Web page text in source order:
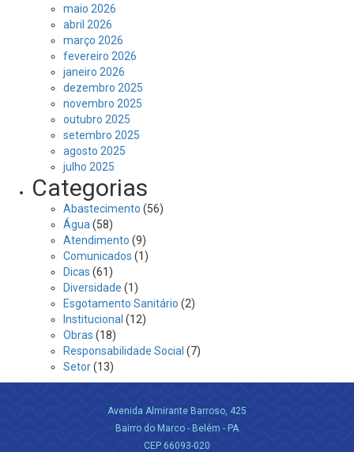
maio 2026
abril 2026
março 2026
fevereiro 2026
janeiro 2026
dezembro 2025
novembro 2025
outubro 2025
setembro 2025
agosto 2025
julho 2025
Categorias
Abastecimento (56)
Água (58)
Atendimento (9)
Comunicados (1)
Dicas (61)
Diversidade (1)
Esgotamento Sanitário (2)
Institucional (12)
Obras (18)
Responsabilidade Social (7)
Setor(13)
Avenida Almirante Barroso, 425
Bairro do Marco - Belém - PA
CEP 66093-020